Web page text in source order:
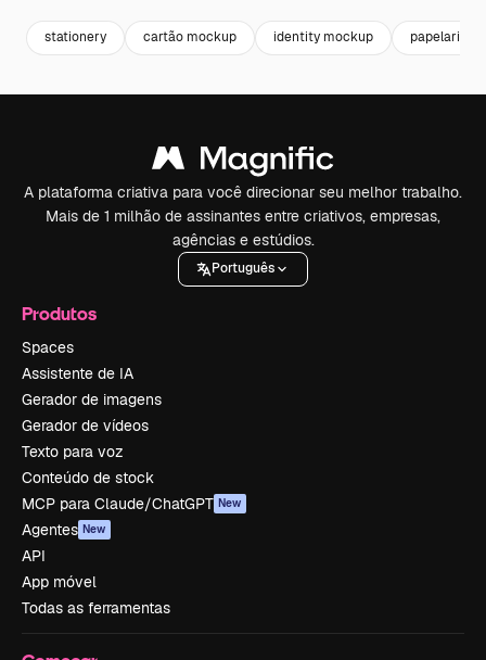
stationery cartão mockup identity mockup papelaria
A plataforma criativa para você direcionar seu melhor trabalho.
Mais de 1 milhão de assinantes entre criativos, empresas,
agências e estúdios.
Português
Produtos
Spaces
Assistente de IA
Gerador de imagens
Gerador de vídeos
Texto para voz
Conteúdo de stock
MCP para Claude/ChatGPT New
Agentes New
API
App móvel
Todas as ferramentas